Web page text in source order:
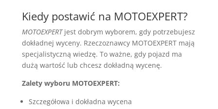
Kiedy postawić na MOTOEXPERT?
MOTOEXPERTjest dobrym wyborem, gdy potrzebujesz
dokładnej wyceny. Rzeczoznawcy MOTOEXPERT mają
specjalistyczną wiedzę. To ważne, gdy pojazd ma
dużą wartość lub chcesz dokładną wycenę.
Zalety wyboru MOTOEXPERT:
Szczegółowa i dokładna wycena